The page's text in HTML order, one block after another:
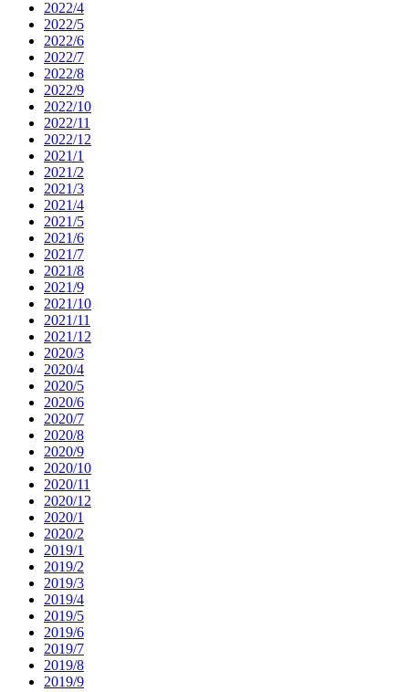
2022/4
2022/5
2022/6
2022/7
2022/8
2022/9
2022/10
2022/11
2022/12
2021/1
2021/2
2021/3
2021/4
2021/5
2021/6
2021/7
2021/8
2021/9
2021/10
2021/11
2021/12
2020/3
2020/4
2020/5
2020/6
2020/7
2020/8
2020/9
2020/10
2020/11
2020/12
2020/1
2020/2
2019/1
2019/2
2019/3
2019/4
2019/5
2019/6
2019/7
2019/8
2019/9